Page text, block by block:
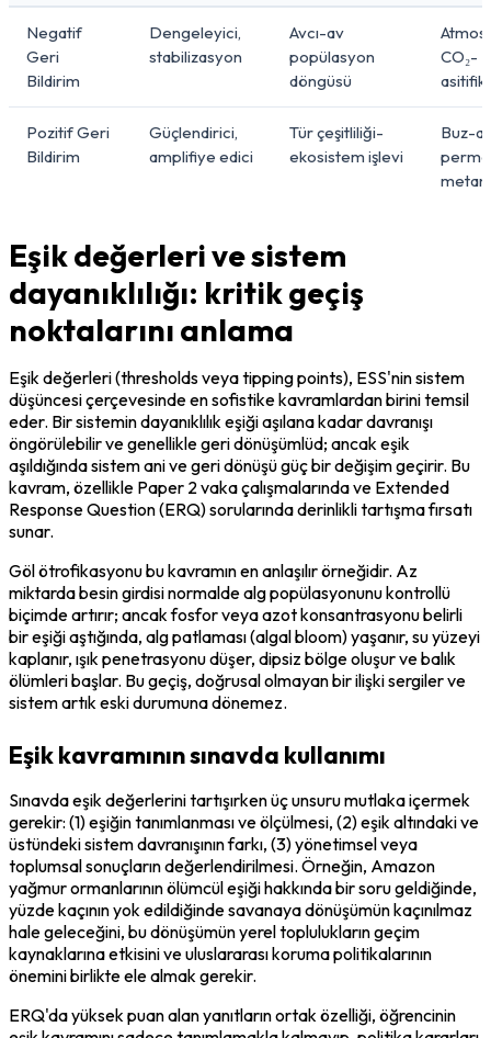
Negatif
Geri
Bildirim
Dengeleyici,
stabilizasyon
Avcı-av
popülasyon
döngüsü
CO₂-
Pozitif Geri
Bildirim
Güçlendirici,
amplifiye edici
Tür çeşitliliği-
ekosistem işlevi
Buz-
Eşik değerleri ve sistem
dayanıklılığı: kritik geçiş
noktalarını anlama
Eşik değerleri (thresholds veya tipping points), ESS'nin sistem
düşüncesi çerçevesinde en sofistike kavramlardan birini temsil
eder. Bir sistemin dayanıklılık eşiği aşılana kadar davranışı
öngörülebilir ve genellikle geri dönüşümlüd; ancak eşik
aşıldığında sistem ani ve geri dönüşü güç bir değişim geçirir. Bu
kavram, özellikle Paper 2 vaka çalışmalarında ve Extended
Response Question (ERQ) sorularında derinlikli tartışma fırsatı
sunar.
Göl ötrofikasyonu bu kavramın en anlaşılır örneğidir. Az
miktarda besin girdisi normalde alg popülasyonunu kontrollü
biçimde artırır; ancak fosfor veya azot konsantrasyonu belirli
bir eşiği aştığında, alg patlaması (algal bloom) yaşanır, su yüzeyi
kaplanır, ışık penetrasyonu düşer, dipsiz bölge oluşur ve balık
ölümleri başlar. Bu geçiş, doğrusal olmayan bir ilişki sergiler ve
sistem artık eski durumuna dönemez.
Eşik kavramının sınavda kullanımı
Sınavda eşik değerlerini tartışırken üç unsuru mutlaka içermek
gerekir: (1) eşiğin tanımlanması ve ölçülmesi, (2) eşik altındaki ve
üstündeki sistem davranışının farkı, (3) yönetimsel veya
toplumsal sonuçların değerlendirilmesi. Örneğin, Amazon
yağmur ormanlarının ölümcül eşiği hakkında bir soru geldiğinde,
yüzde kaçının yok edildiğinde savanaya dönüşümün kaçınılmaz
hale geleceğini, bu dönüşümün yerel toplulukların geçim
kaynaklarına etkisini ve uluslararası koruma politikalarının
önemini birlikte ele almak gerekir.
ERQ'da yüksek puan alan yanıtların ortak özelliği, öğrencinin